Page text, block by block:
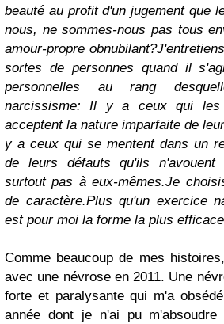
beauté au profit d'un jugement que
nous, ne sommes-nous pas tous
amour-propre obnubilant?
sortes de personnes quand il
personnelles au rang
narcissisme: Il y a ceux qui les
acceptent la nature imparfaite de
y a ceux qui se mentent dans un
de leurs défauts qu'ils
surtout pas à eux-mêmes.Je
de caractère.Plus qu'un exercice
est pour moi la forme la plus
Comme beaucoup de mes
avec une névrose en 2011. Une
forte et paralysante qui m'a
année dont je n'ai pu